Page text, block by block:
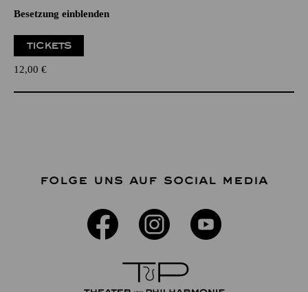
Besetzung einblenden
TICKETS
12,00 €
FOLGE UNS AUF SOCIAL MEDIA